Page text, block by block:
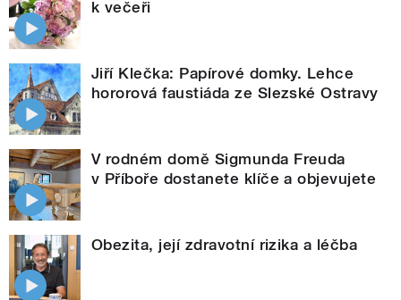
k večeři
Jiří Klečka: Papírové domky. Lehce
hororová faustiáda ze Slezské Ostravy
V rodném domě Sigmunda Freuda
v Příboře dostanete klíče a objevujete
Obezita, její zdravotní rizika a léčba